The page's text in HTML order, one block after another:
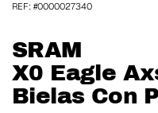
SRAM
X0 Eagle
Bielas Con
REF: #0000027340